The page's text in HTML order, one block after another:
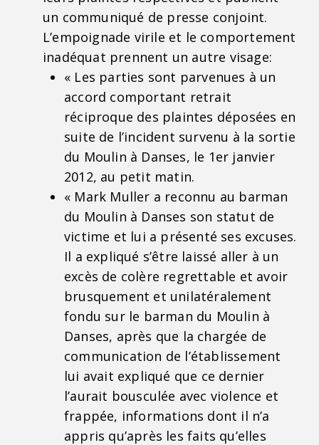
un communiqué de presse conjoint.
L’empoignade virile et le comportement
inadéquat prennent un autre visage:
« Les parties sont parvenues à un
accord comportant retrait
réciproque des plaintes déposées en
suite de l’incident survenu à la sortie
du Moulin à Danses, le 1er janvier
2012, au petit matin.
« Mark Muller a reconnu au barman
du Moulin à Danses son statut de
victime et lui a présenté ses excuses.
Il a expliqué s’être laissé aller à un
excès de colère regrettable et avoir
brusquement et unilatéralement
fondu sur le barman du Moulin à
Danses, après que la chargée de
communication de l’établissement
lui avait expliqué que ce dernier
l’aurait bousculée avec violence et
frappée, informations dont il n’a
appris qu’après les faits qu’elles